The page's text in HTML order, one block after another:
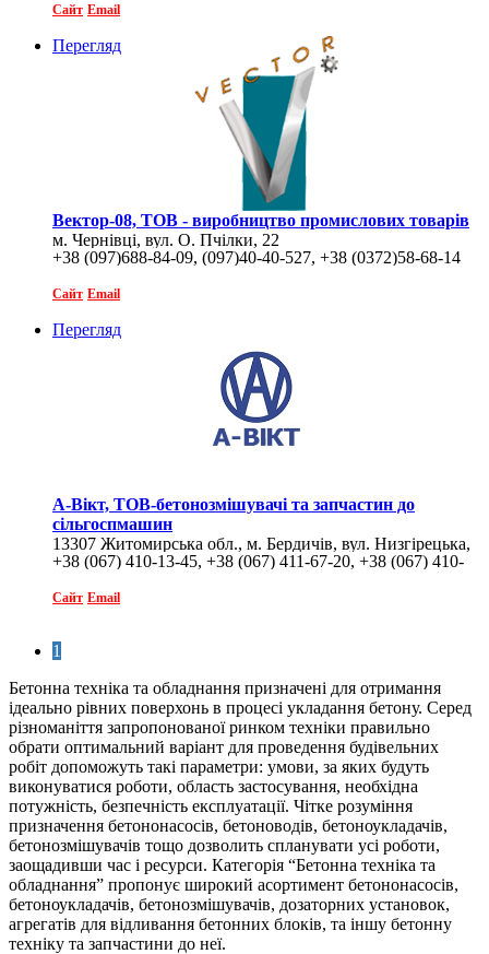
Сайт Email
Перегляд
Вектор-08, ТОВ - виробництво промислових товарів
м. Чернівці, вул. О. Пчілки, 22
+38 (097)688-84-09, (097)40-40-527, +38 (0372)58-68-14
Сайт Email
Перегляд
А-Вікт, ТОВ-бетонозмішувачі та запчастин до
сільгоспмашин
13307 Житомирська обл., м. Бердичів, вул. Низгірецька,
157
+38 (067) 410-13-45, +38 (067) 411-67-20, +38 (067) 410-
Сайт Email
1
Бетонна техніка та обладнання призначені для отримання
ідеально рівних поверхонь в процесі укладання бетону. Серед
різноманіття запропонованої ринком техніки правильно
обрати оптимальний варіант для проведення будівельних
робіт допоможуть такі параметри: умови, за яких будуть
виконуватися роботи, область застосування, необхідна
потужність, безпечність експлуатації. Чітке розуміння
призначення бетононасосів, бетоноводів, бетоноукладачів,
бетонозмішувачів тощо дозволить спланувати усі роботи,
заощадивши час і ресурси. Категорія “Бетонна техніка та
обладнання” пропонує широкий асортимент бетононасосів,
бетоноукладачів, бетонозмішувачів, дозаторних установок,
агрегатів для відливання бетонних блоків, та іншу бетонну
техніку та запчастини до неї.